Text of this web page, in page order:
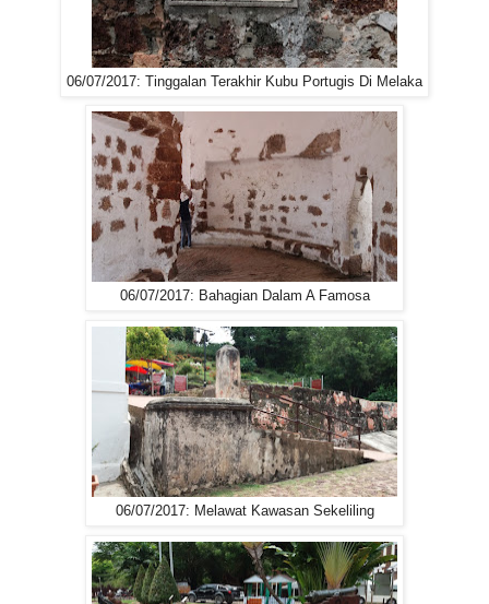
06/07/2017: Tinggalan Terakhir Kubu Portugis Di Melaka
06/07/2017: Bahagian Dalam A Famosa
06/07/2017: Melawat Kawasan Sekeliling